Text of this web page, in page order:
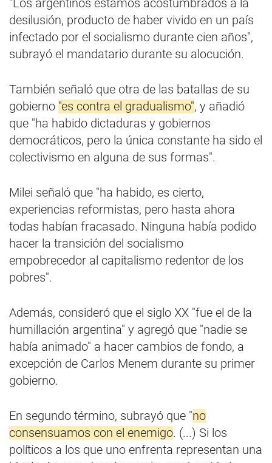
"Los argentinos estamos acostumbrados a la
desilusión, producto de haber vivido en un país
infectado por el socialismo durante cien años",
subrayó el mandatario durante su alocución.
También señaló que otra de las batallas de su
gobierno "es contra el gradualismo", y añadió
que "ha habido dictaduras y gobiernos
democráticos, pero la única constante ha sido el
colectivismo en alguna de sus formas".
Milei señaló que "ha habido, es cierto,
experiencias reformistas, pero hasta ahora
todas habían fracasado. Ninguna había podido
hacer la transición del socialismo
empobrecedor al capitalismo redentor de los
pobres".
Además, consideró que el siglo XX "fue el de la
humillación argentina" y agregó que "nadie se
había animado" a hacer cambios de fondo, a
excepción de Carlos Menem durante su primer
gobierno.
En segundo término, subrayó que "no
consensuamos con el enemigo. (...) Si los
políticos a los que uno enfrenta representan una